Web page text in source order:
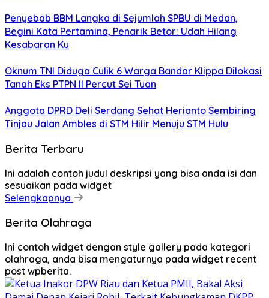
Penyebab BBM Langka di Sejumlah SPBU di Medan,
Begini Kata Pertamina, Penarik Betor: Udah Hilang
Kesabaran Ku
Oknum TNI Diduga Culik 6 Warga Bandar Klippa Dilokasi
Tanah Eks PTPN II Percut Sei Tuan
Anggota DPRD Deli Serdang Sehat Herianto Sembiring
Tinjau Jalan Ambles di STM Hilir Menuju STM Hulu
Berita Terbaru
Ini adalah contoh judul deskripsi yang bisa anda isi dan
sesuaikan pada widget
Selengkapnya
Berita Olahraga
Ini contoh widget dengan style gallery pada kategori
olahraga, anda bisa mengaturnya pada widget recent
post wpberita.